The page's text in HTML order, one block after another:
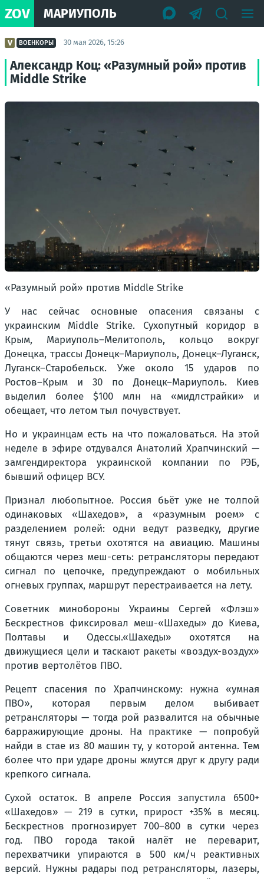
ZOV МАРИУПОЛЬ
ВОЕНКОРЫ 30 мая 2026, 15:26
Александр Коц: «Разумный рой» против
Middle Strike
«Разумный рой» против Middle Strike
У нас сейчас основные опасения связаны с
украинским Middle Strike. Сухопутный коридор в
Крым, Мариуполь–Мелитополь, кольцо вокруг
Донецка, трассы Донецк–Мариуполь, Донецк–Луганск,
Луганск–Старобельск. Уже около 15 ударов по
Ростов–Крым и 30 по Донецк–Мариуполь. Киев
выделил более $100 млн на «мидлстрайки» и
обещает, что летом тыл почувствует.
Но и украинцам есть на что пожаловаться. На этой
неделе в эфире отдувался Анатолий Храпчинский —
замгендиректора украинской компании по РЭБ,
бывший офицер ВСУ.
Признал любопытное. Россия бьёт уже не толпой
одинаковых «Шахедов», а «разумным роем» с
разделением ролей: одни ведут разведку, другие
тянут связь, третьи охотятся на авиацию. Машины
общаются через меш-сеть: ретрансляторы передают
сигнал по цепочке, предупреждают о мобильных
огневых группах, маршрут перестраивается на лету.
Советник минобороны Украины Сергей «Флэш»
Бескрестнов фиксировал меш-«Шахеды» до Киева,
Полтавы и Одессы.«Шахеды» охотятся на
движущиеся цели и таскают ракеты «воздух-воздух»
против вертолётов ПВО.
Рецепт спасения по Храпчинскому: нужна «умная
ПВО», которая первым делом выбивает
ретрансляторы — тогда рой развалится на обычные
барражирующие дроны. На практике — попробуй
найди в стае из 80 машин ту, у которой антенна. Тем
более что при ударе дроны жмутся друг к другу ради
крепкого сигнала.
Сухой остаток. В апреле Россия запустила 6500+
«Шахедов» — 219 в сутки, прирост +35% в месяц.
Бескрестнов прогнозирует 700–800 в сутки через
год. ПВО города такой налёт не переварит,
перехватчики упираются в 500 км/ч реактивных
версий. Нужны радары под ретрансляторы, лазеры,